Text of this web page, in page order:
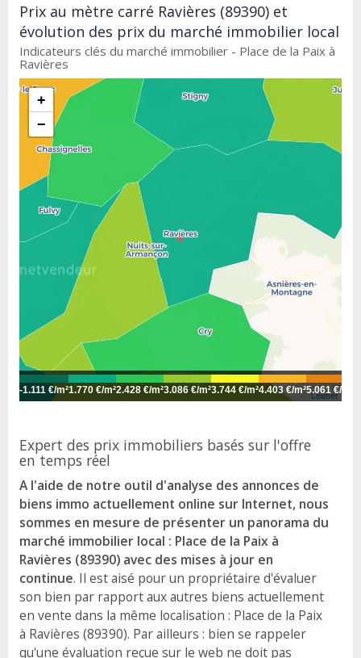
Prix au mètre carré Ravières (89390) et
évolution des prix du marché immobilier local
Indicateurs clés du marché immobilier - Place de la Paix à
Ravières
+
−
Leaflet
-1.111 €/m²1.770 €/m²2.428 €/m²3.086 €/m²3.744 €/m²4.403 €/m²5.061 €/m²
Expert des prix immobiliers basés sur l'offre
en temps réel
A l'aide de notre outil d'analyse des annonces de
biens immo actuellement online sur Internet, nous
sommes en mesure de présenter un panorama du
marché immobilier local : Place de la Paix à
Ravières (89390) avec des mises à jour en
continue. Il est aisé pour un propriétaire d'évaluer
son bien par rapport aux autres biens actuellement
en vente dans la même localisation : Place de la Paix
à Ravières (89390). Par ailleurs : bien se rappeler
qu'une évaluation reçue sur le web ne doit pas